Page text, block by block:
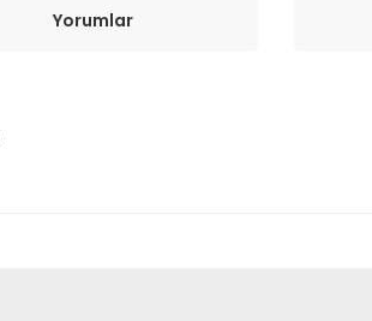
Yorumlar